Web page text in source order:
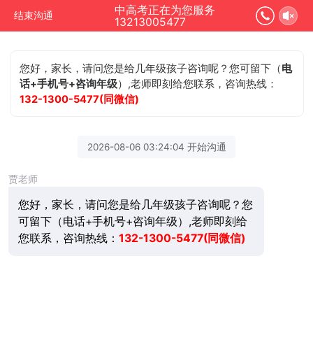
结束沟通
中高考正在为您服务
13213005477
您好，家长，请问您是给几年级孩子咨询呢？您可留下（电
话+手机号+咨询年级）,老师即刻给您联系，咨询热线：
132-1300-5477(同微信)
2026-08-06 03:24:04 开始沟通
贾老师
您好，家长，请问您是给几年级孩子咨询呢？您
可留下（电话+手机号+咨询年级）,老师即刻给
您联系，咨询热线： 132-1300-5477(同微信)